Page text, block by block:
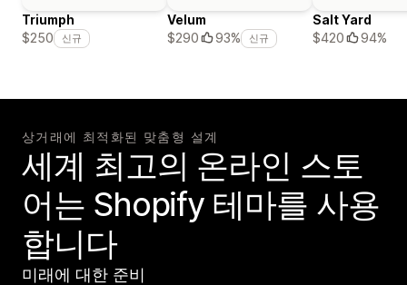
Triumph
$250
신규
Velum
$290
93% 신규
Salt Yard
$420
94%
상거래에 최적화된 맞춤형 설계
세계 최고의 온라인 스토
어는 Shopify 테마를 사용
합니다
미래에 대한 준비